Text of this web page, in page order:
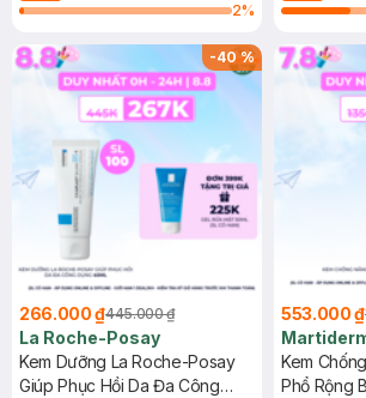
2%
-40%
266.000 ₫445.000 ₫
La Roche-Posay
Kem Dưỡng La Roche-Posay
Giúp Phục Hồi Da Đa Công
553.000 ₫
Kem
Phổ Rộng